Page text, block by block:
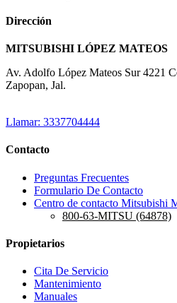
Dirección
MITSUBISHI LÓPEZ MATEOS
Av. Adolfo López Mateos Sur 4221
Zapopan, Jal.
Llamar: 3337704444
Contacto
Preguntas Frecuentes
Formulario De Contacto
Centro de contacto Mitsubishi
800-63-MITSU (64878)
Propietarios
Cita De Servicio
Mantenimiento
Manuales